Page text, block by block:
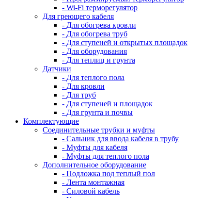
- Wi-Fi терморегулятор
Для греющего кабеля
- Для обогрева кровли
- Для обогрева труб
- Для ступеней и открытых площадок
- Для оборудования
- Для теплиц и грунта
Датчики
- Для теплого пола
- Для кровли
- Для труб
- Для ступеней и площадок
- Для грунта и почвы
Комплектующие
Соединительные трубки и муфты
- Сальник для ввода кабеля в трубу
- Муфты для кабеля
- Муфты для теплого пола
Дополнительное оборудование
- Подложка под теплый пол
- Лента монтажная
- Силовой кабель